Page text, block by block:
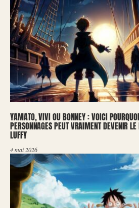
YAMATO, VIVI OU BONNEY : VOICI
PERSONNAGES PEUT VRAIMENT DEVENIR
LUFFY
4 mai 2026